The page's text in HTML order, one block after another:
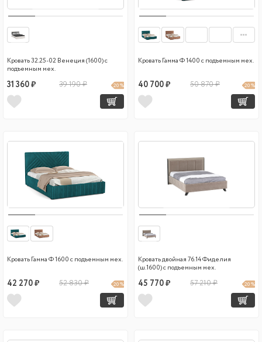
Кровать 32.25-02 Венеция (1600) с
подъемным мех.
31 360 ₽ 39 190 ₽ 20 %
Кровать Гамма Ф 1400 с подъемным мех.
40 700 ₽ 50 870 ₽ 20 %
Кровать Гамма Ф 1600 с подъемным мех.
42 270 ₽ 52 830 ₽ 20 %
Кровать двойная 76.14 Фиделия
(ш.1600) с подъемным мех.
45 770 ₽ 57 210 ₽ 20 %